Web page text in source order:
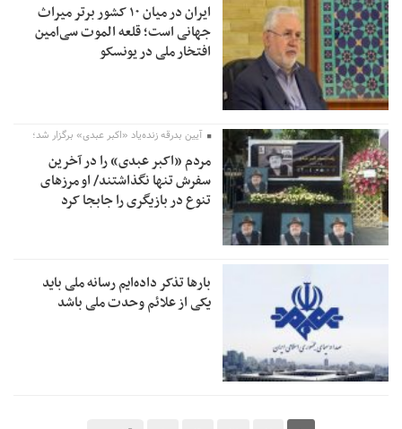
ایران در میان ۱۰ کشور برتر میراث
جهانی است؛ قلعه الموت سی‌امین
افتخار ملی در یونسکو
آیین بدرقه زنده‌یاد «اکبر عبدی» برگزار شد؛
مردم «اکبر عبدی» را در آخرین
سفرش تنها نگذاشتند/ او مرزهای
تنوع در بازیگری را جابجا کرد
بارها تذکر داده‌ایم رسانه ملی باید
یکی از علائم وحدت ملی باشد